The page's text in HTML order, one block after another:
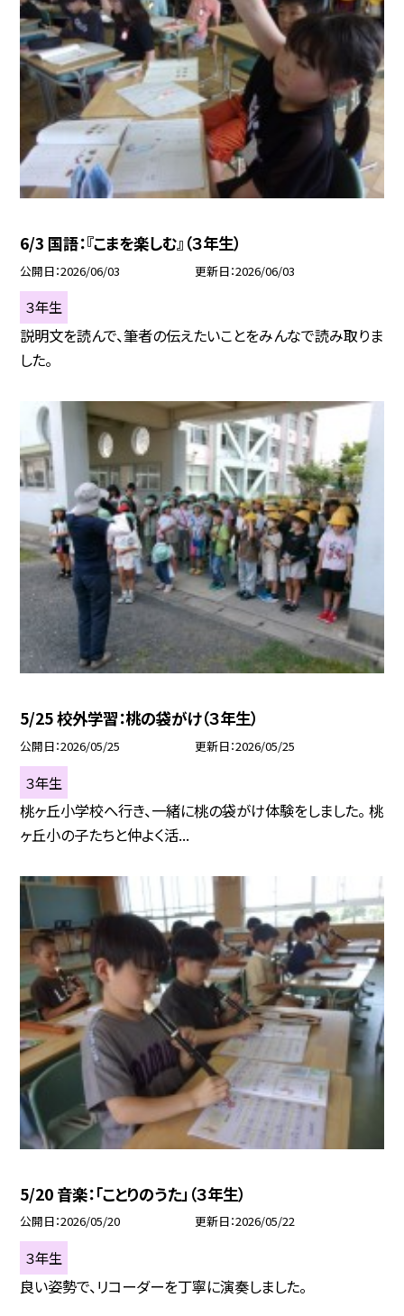
6/3 国語：『こまを楽しむ』（３年生）
公開日 2026/06/03 更新日 2026/06/03
３年生
説明文を読んで、筆者の伝えたいことをみんなで読み取りま
した。
5/25 校外学習：桃の袋がけ（３年生）
公開日 2026/05/25 更新日 2026/05/25
３年生
桃ヶ丘小学校へ行き、一緒に桃の袋がけ体験をしました。 桃
ヶ丘小の子たちと仲よく活...
5/20 音楽：「ことりのうた」（３年生）
公開日 2026/05/20 更新日 2026/05/22
３年生
良い姿勢で、リコーダーを丁寧に演奏しました。